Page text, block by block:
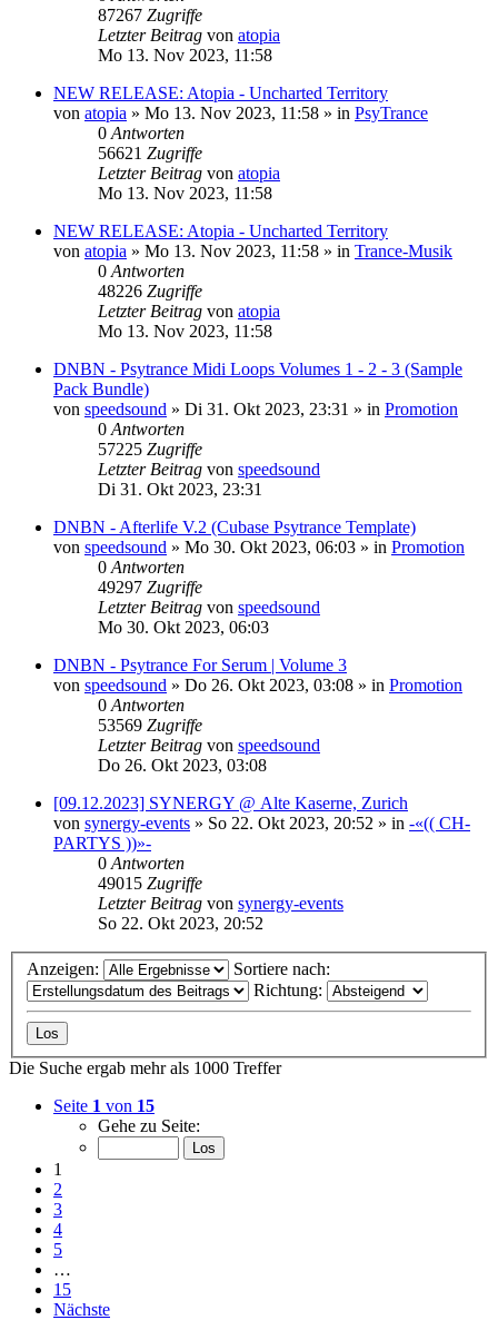
87267 Zugriffe
Letzter Beitrag von atopia
Mo 13. Nov 2023, 11:58
NEW RELEASE: Atopia - Uncharted Territory
von atopia » Mo 13. Nov 2023, 11:58 » in PsyTrance
0 Antworten
56621 Zugriffe
Letzter Beitrag von atopia
Mo 13. Nov 2023, 11:58
NEW RELEASE: Atopia - Uncharted Territory
von atopia » Mo 13. Nov 2023, 11:58 » in Trance-Musik
0 Antworten
48226 Zugriffe
Letzter Beitrag von atopia
Mo 13. Nov 2023, 11:58
DNBN - Psytrance Midi Loops Volumes 1 - 2 - 3 (Sample
Pack Bundle)
von speedsound » Di 31. Okt 2023, 23:31 » in Promotion
0 Antworten
57225 Zugriffe
Letzter Beitrag von speedsound
Di 31. Okt 2023, 23:31
DNBN - Afterlife V.2 (Cubase Psytrance Template)
von speedsound » Mo 30. Okt 2023, 06:03 » in Promotion
0 Antworten
49297 Zugriffe
Letzter Beitrag von speedsound
Mo 30. Okt 2023, 06:03
DNBN - Psytrance For Serum | Volume 3
von speedsound » Do 26. Okt 2023, 03:08 » in Promotion
0 Antworten
53569 Zugriffe
Letzter Beitrag von speedsound
Do 26. Okt 2023, 03:08
[09.12.2023] SYNERGY @ Alte Kaserne, Zurich
von synergy-events » So 22. Okt 2023, 20:52 » in -«(( CH-
PARTYS ))»-
0 Antworten
49015 Zugriffe
Letzter Beitrag von synergy-events
So 22. Okt 2023, 20:52
Anzeigen:
Sortiere nach:
Richtung:
Die Suche ergab mehr als 1000 Treffer
Seite 1 von 15
Gehe zu Seite:
1
2
3
4
5
…
15
Nächste